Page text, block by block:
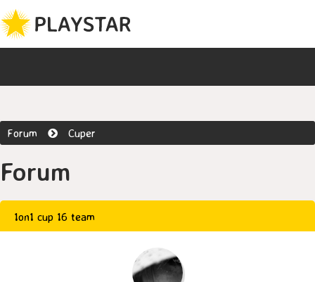
Forum Cuper
Forum
1on1 cup 16 team